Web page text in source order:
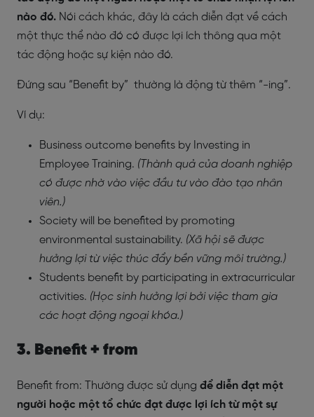
nào đó. Nói cách khác, đây là cách diễn đạt về cách
một thực thể nào đó có được lợi ích thông qua một
tác động hoặc sự kiện nào đó.
Đứng sau “Benefit by” thường là động từ thêm “-ing”.
Ví dụ:
Business outcome benefits by Investing in
Employee Training. (Thành quả của doanh nghiệp
có được nhờ vào việc đầu tư vào đào tạo nhân
viên.)
Society will be benefited by promoting
environmental sustainability. (Xã hội sẽ được
hưởng lợi từ việc thúc đẩy bền vững môi trường.)
Students benefit by participating in extracurricular
activities. (Học sinh hưởng lợi bởi việc tham gia
các hoạt động ngoại khóa.)
3. Benefit + from
Benefit from: Thường được sử dụng để diễn đạt một
người hoặc một tổ chức đạt được lợi ích từ một sự